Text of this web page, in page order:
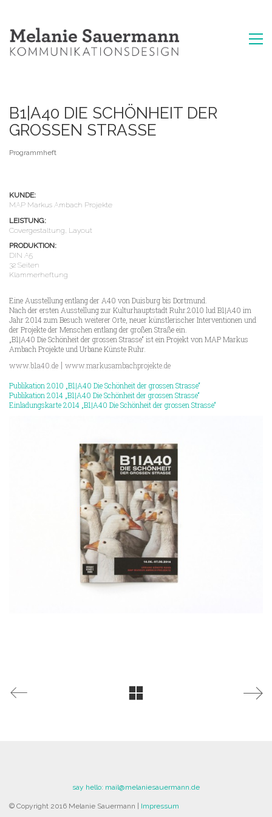
B1|A40 DIE SCHÖNHEIT DER
GROSSEN STRASSE
Programmheft
KUNDE:
MAP Markus Ambach Projekte
LEISTUNG:
Covergestaltung, Layout
PRODUKTION:
DIN A5
32 Seiten
Klammerheftung
Eine Ausstellung entlang der A40 von Duisburg bis Dortmund.
Nach der ersten Ausstellung zur Kulturhauptstadt Ruhr.2010 lud B1|A40 im
Jahr 2014 zum Besuch weiterer Orte, neuer künstlerischer Interventionen und
der Projekte der Menschen entlang der großen Straße ein.
„B1|A40 Die Schönheit der grossen Strasse“ ist ein Projekt von MAP Markus
Ambach Projekte und Urbane Künste Ruhr.
www.b1a40.de | www.markusambachprojekte.de
Publikation 2010 „B1|A40 Die Schönheit der grossen Strasse“
Publikation 2014 „B1|A40 Die Schönheit der grossen Strasse“
Einladungskarte 2014 „B1|A40 Die Schönheit der grossen Strasse“
say hello: mail@melaniesauermann.de
© Copyright 2016 Melanie Sauermann | Impressum